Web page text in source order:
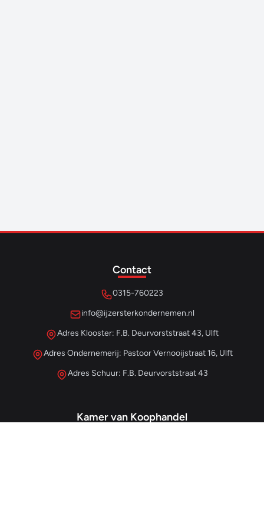
Contact
0315-760223
info@ijzersterkondernemen.nl
Adres Klooster: F.B. Deurvorststraat 43, Ulft
Adres Ondernemerij: Pastoor Vernooijstraat 16, Ulft
Adres Schuur: F.B. Deurvorststraat 43
Kamer van Koophandel